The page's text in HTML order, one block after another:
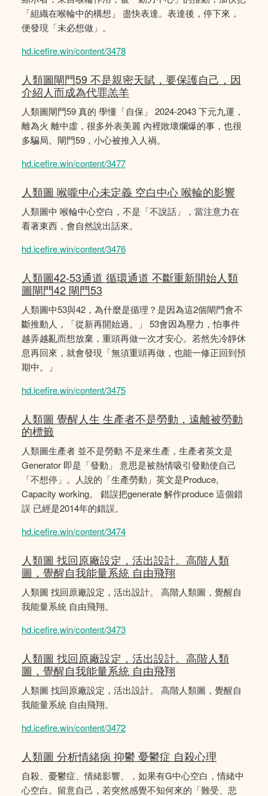
「組織在喉輪中的構想」 盡快表達。表達後，停下來，
便發現「未必想做」。
hd.icefire.win/content/3478
人類圖閘門59 不是親密天賦，要保護自己，因
介紹人而成為代罪羔羊
人類圖閘門59 真的 學懂「自保」 2024-2043 下元九運，
離為火 離中虛，很多外表美麗 內裡敗壞爛爆的事，也很
多騙局。閘門59，小心被推入人禍。
hd.icefire.win/content/3477
人類圖 喉嚨中心未定義 空白中心 喉輪的影響
人類圖中 喉輪中心空白，不是「不說話」，當注意力在
看著東西，會自然說出話來。
hd.icefire.win/content/3476
人類圖42-53通道 循環通道 不斷重新開始人類
圖閘門42 閘門53
人類圖中53與42，為什麼是循理？是因為這2個閘門會不
斷推動人，「從新再開始過。」 53會因為壓力，怕事件
越弄越亂而想放棄，重頭再做一次才安心。若然先冷靜休
息再回來，就會發現「無須重頭再做，也能一修正回到預
期中。」
hd.icefire.win/content/3475
人類圖 覺醒人生 生產者不是勞動，遠離被勞動
的標籤
人類圖生產者 並不是勞動 不是來生產，生產者英文是
Generator 即是「發動」 意思是被熱情吸引發動使自己
「不想停」。人說的「生產勞動」英文是Produce,
Capacity working。 錯誤把generate 解作produce 這個錯
誤 已經是2014年的錯誤。
hd.icefire.win/content/3474
人類圖 找回原廠設定，活出設計。高階人類
圖，覺醒自我能量系統 自由飛翔
人類圖 找回原廠設定，活出設計。 高階人類圖，覺醒自
我能量系統 自由飛翔。
hd.icefire.win/content/3473
人類圖 找回原廠設定，活出設計。高階人類
圖，覺醒自我能量系統 自由飛翔
人類圖 找回原廠設定，活出設計。 高階人類圖，覺醒自
我能量系統 自由飛翔。
hd.icefire.win/content/3472
人類圖 分析情緒病 抑鬱 憂鬱症 自殺心理
自殺、憂鬱症、情緒影響、，如果有G中心空白，情緒中
心空白。留意自己，若突然感覺不知何來的「難受、悲